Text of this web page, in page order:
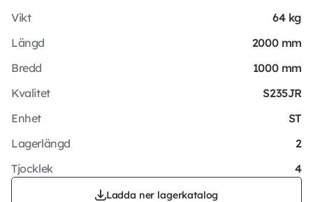
Vikt
64 kg
Längd
2000 mm
Bredd
1000 mm
Kvalitet
S235JR
Enhet
ST
Lagerlängd
2
Tjocklek
4
Ladda ner lagerkatalog